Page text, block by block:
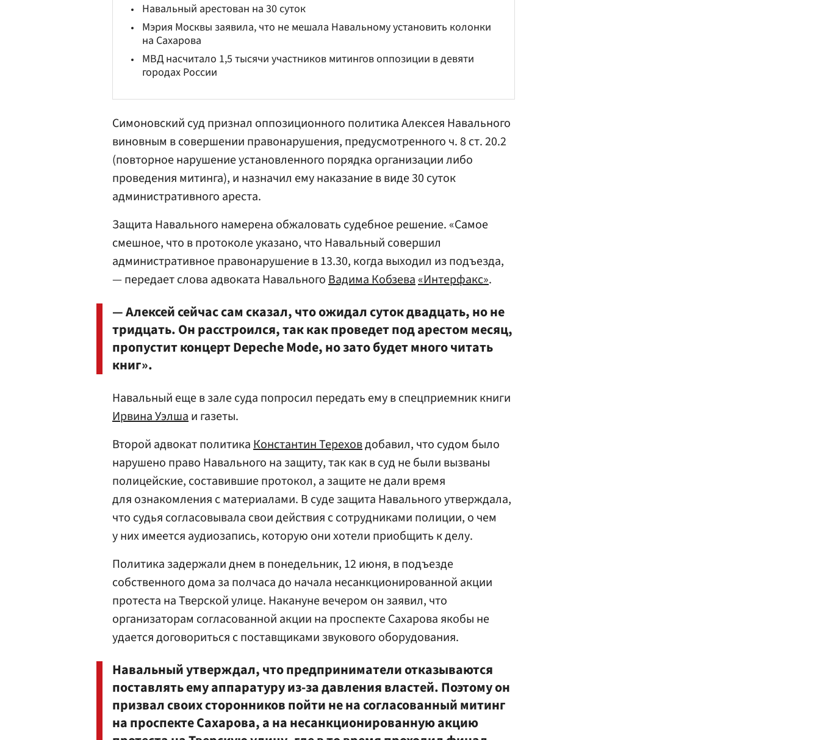
Навальный арестован на 30 суток
Мэрия Москвы заявила, что не мешала Навальному установить колонки
на Сахарова
МВД насчитало 1,5 тысячи участников митингов оппозиции в девяти
городах России
Симоновский суд признал оппозиционного политика Алексея Навального
виновным в совершении правонарушения, предусмотренного ч. 8 ст. 20.2
(повторное нарушение установленного порядка организации либо
проведения митинга), и назначил ему наказание в виде 30 суток
административного ареста.
Защита Навального намерена обжаловать судебное решение. «Самое
смешное, что в протоколе указано, что Навальный совершил
административное правонарушение в 13.30, когда выходил из подъезда,
— передает слова адвоката НавальногоВадима Кобзева«Интерфакс».
— Алексей сейчас сам сказал, что ожидал суток двадцать, но не
тридцать. Он расстроился, так как проведет под арестом месяц,
пропустит концерт Depechе Mode, но зато будет много читать
книг».
Навальный еще в зале суда попросил передать ему в спецприемник книги
Ирвина Уэлшаи газеты.
Второй адвокат политикаКонстантин Тереховдобавил, что судом было
нарушено право Навального на защиту, так как в суд не были вызваны
полицейские, составившие протокол, а защите не дали время
для ознакомления с материалами. В суде защита Навального утверждала,
что судья согласовывала свои действия с сотрудниками полиции, о чем
у них имеется аудиозапись, которую они хотели приобщить к делу.
Политика задержали днем в понедельник, 12 июня, в подъезде
собственного дома за полчаса до начала несанкционированной акции
протеста на Тверской улице. Накануне вечером он заявил, что
организаторам согласованной акции на проспекте Сахарова якобы не
удается договориться с поставщиками звукового оборудования.
Навальный утверждал, что предприниматели отказываются
поставлять ему аппаратуру из-за давления властей. Поэтому он
призвал своих сторонников пойти не на согласованный митинг
на проспекте Сахарова, а на несанкционированную акцию